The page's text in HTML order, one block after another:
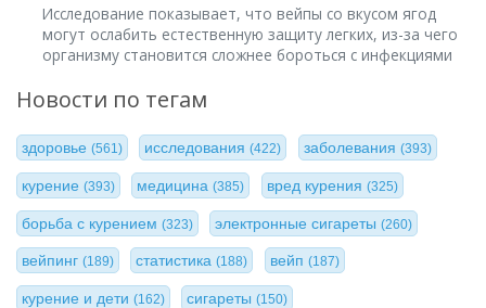
Исследование показывает, что вейпы со вкусом ягод
могут ослабить естественную защиту легких, из-за чего
организму становится сложнее бороться с инфекциями
Новости по тегам
здоровье (561) исследования(422) заболевания (393)
курение (393) медицина(385) вред курения (325)
борьба с курением (323) электронные сигареты(260)
вейпинг (189) статистика(188) вейп (187)
курение и дети (162) сигареты(150)